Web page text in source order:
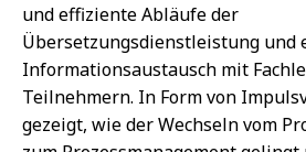
und effiziente Abläufe der
Übersetzungsdienstleistung und
Informationsaustausch mit
Teilnehmern. In Form von
gezeigt, wie der Wechseln vom